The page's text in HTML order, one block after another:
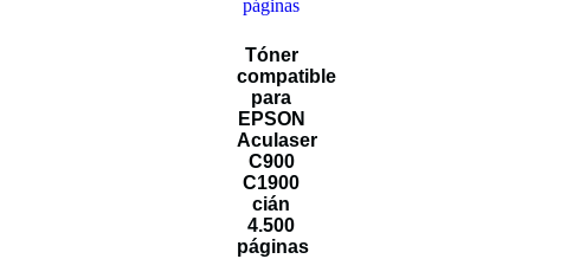
Tóner
compatible
para
EPSON
Aculaser
C900
C1900
cián
4.500
páginas